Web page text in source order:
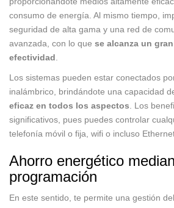
consumo de energía. Al mismo tiempo,
seguridad de alta gama y una red de
avanzada, con lo que se alcanza un
efectividad
Los sistemas pueden estar conectados
inalámbrico, brindándote una capacidad
eficaz en todos los aspectos . Los
significativos, pues puedes controlar
telefonía móvil o fija, wifi o incluso
Ahorro energético
programación
En este sentido, te permite una gestión